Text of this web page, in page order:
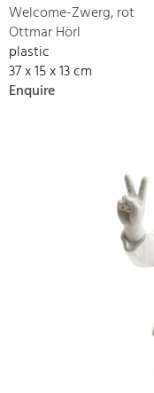
Welcome-Zwerg, rot
Ottmar Hörl
plastic
37 x 15 x 13 cm
Enquire